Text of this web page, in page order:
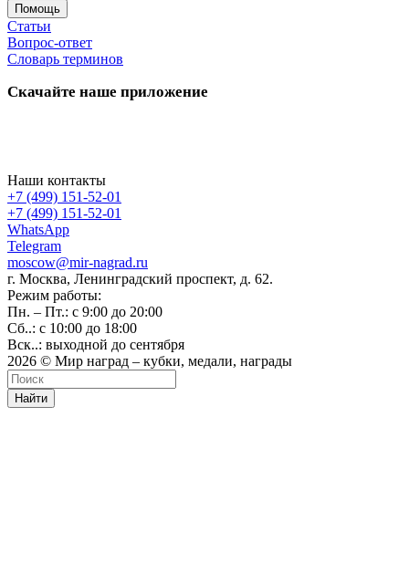
Помощь
Статьи
Вопрос-ответ
Словарь терминов
Скачайте наше приложение
Наши контакты
+7 (499) 151-52-01
+7 (499) 151-52-01
WhatsApp
Telegram
moscow@mir-nagrad.ru
г. Москва, Ленинградский проспект, д. 62.
Режим работы:
Пн. – Пт.: с 9:00 до 20:00
Сб..: с 10:00 до 18:00
Вск..: выходной до сентября
2026 © Мир наград – кубки, медали, награды
Найти